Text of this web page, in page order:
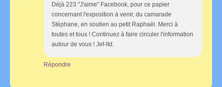
Déjà 223 "J'aime" Facebook, pour ce papier
concernant l'exposition à venir, du camarade
Stéphane, en soutien au petit Raphaël. Merci à
toutes et tous ! Continuez à faire circuler l'information
autour de vous ! Jef-ltd.
Répondre